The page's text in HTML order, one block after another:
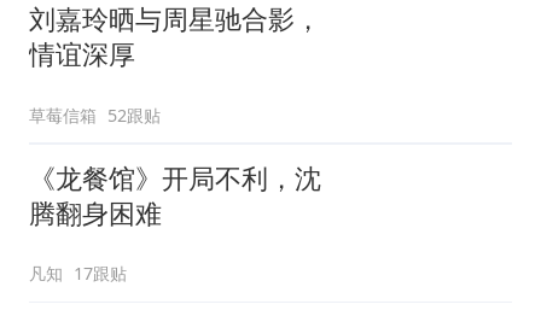
刘嘉玲晒与周星驰合影，
情谊深厚
草莓信箱 52跟贴
《龙餐馆》开局不利，沈
腾翻身困难
凡知 17跟贴